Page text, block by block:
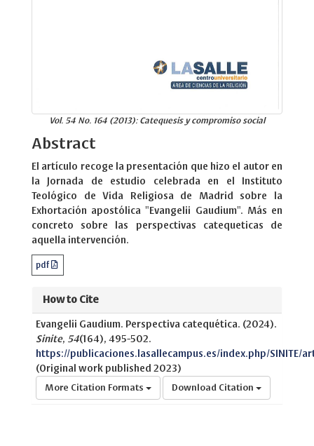
Vol. 54 No. 164 (2013): Catequesis y compromiso social
Abstract
El artículo recoge la presentación que hizo el autor en
la Jornada de estudio celebrada en el Instituto
Teológico de Vida Religiosa de Madrid sobre la
Exhortación apostólica "Evangelii Gaudium". Más en
concreto sobre las perspectivas catequeticas de
aquella intervención.
pdf
How to Cite
Evangelii Gaudium. Perspectiva catequética. (2024).
Sinite, 54(164), 495-502.
https://publicaciones.lasallecampus.es/index.php/SINITE/
(Original work published 2023)
More Citation Formats Download Citation